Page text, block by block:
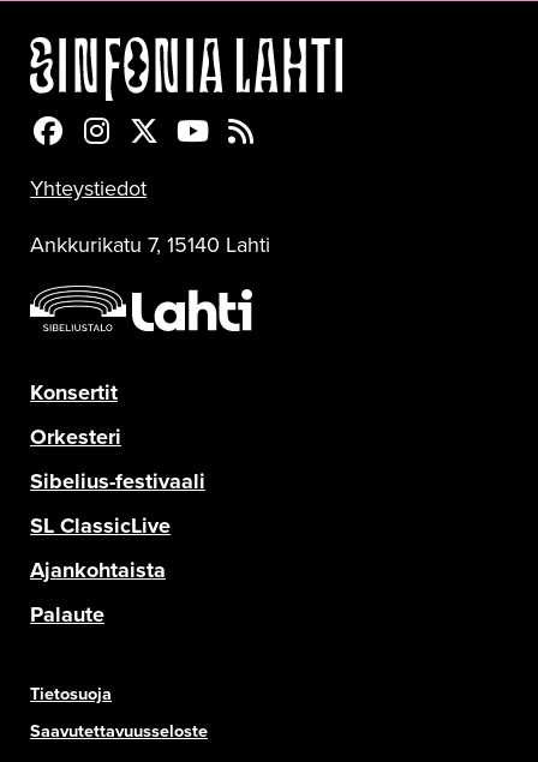
Sinfonia Lahti Facebookissa
Sinfonia Lahti Instagramissa
Sinfonia Lahti Twitterissä
Sinfonia Lahti YouTubessa
Sinfonia Lahti RSS-feed
Yhteystiedot
Ankkurikatu 7, 15140 Lahti
Konsertit
Orkesteri
Sibelius-festivaali
SL ClassicLive
Ajankohtaista
Palaute
Tietosuoja
Saavutettavuusseloste